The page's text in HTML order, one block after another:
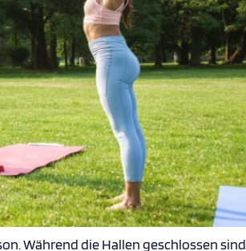
Während die Hallen geschlossen sind,